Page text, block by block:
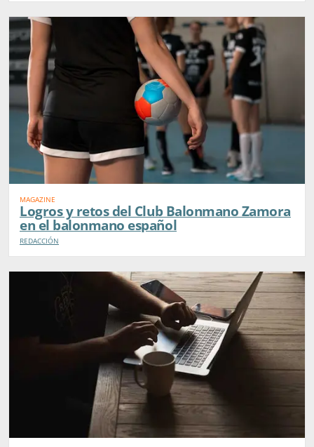
MAGAZINE
Logros y retos del Club Balonmano Zamora
en el balonmano español
REDACCIÓN